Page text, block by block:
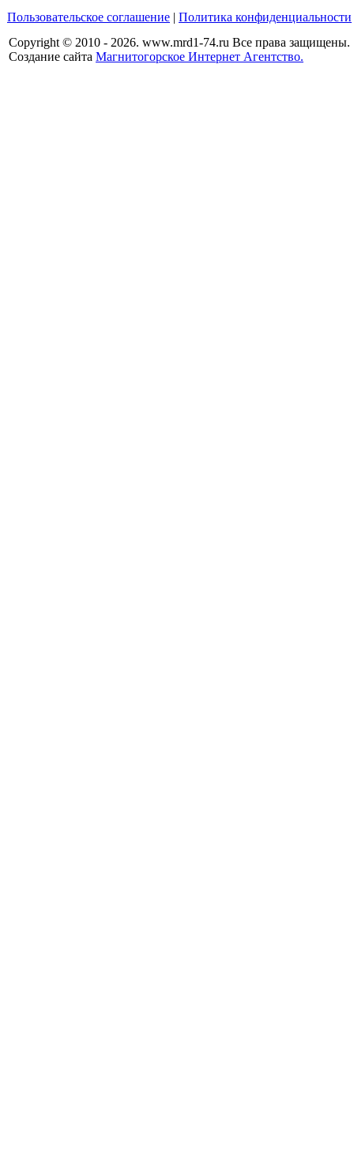
Пользовательское соглашение | Политика конфиденциальности
Copyright © 2010 - 2026. www.mrd1-74.ru Все права защищены.
Создание сайта Магнитогорское Интернет Агентство.